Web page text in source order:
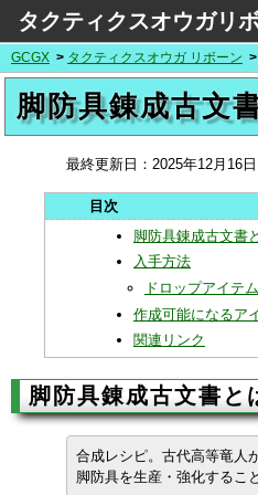
タクティクスオウガリ
GCGX タクティクスオウガ リボーン
脚防具錬成古文
最終更新日： 2025年12月16日
脚防具錬成古文書
入手方法
ドロップアイテム
作成可能になるア
関連リンク
脚防具錬成古文書と
合成レシピ。古代高等竜人
脚防具を生産・強化するこ